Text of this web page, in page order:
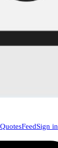
QuotesFeedSign in